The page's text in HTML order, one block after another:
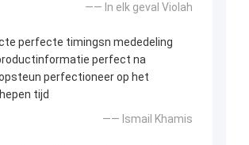
—— In elk geval Violah
perfecte timingsn mededeling
perfect na
perfectioneer op het
tijd
—— Ismail Khamis